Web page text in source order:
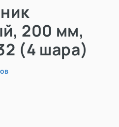
200 мм,
(4 шара)